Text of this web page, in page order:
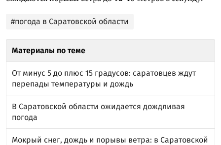
#погода в Саратовской области
Материалы по теме
От минус 5 до плюс 15 градусов: саратовцев ждут
перепады температуры и дождь
В Саратовской области ожидается дождливая
погода
Мокрый снег, дождь и порывы ветра: в Саратовской